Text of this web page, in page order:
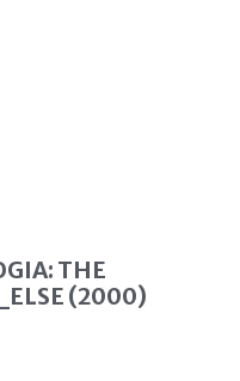
THE
(2000)